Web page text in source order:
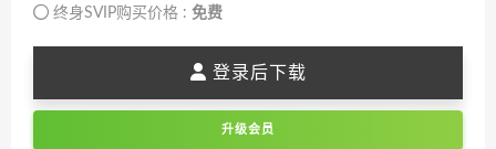
终身SVIP购买价格 : 免费
登录后下载
升级会员